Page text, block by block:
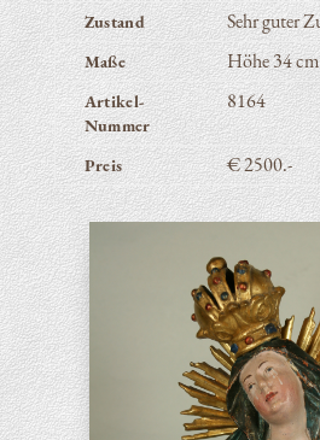
Zustand Sehr guter
Maße Höhe 34 cm
Artikel-
Nummer
8164
Preis € 2500.-